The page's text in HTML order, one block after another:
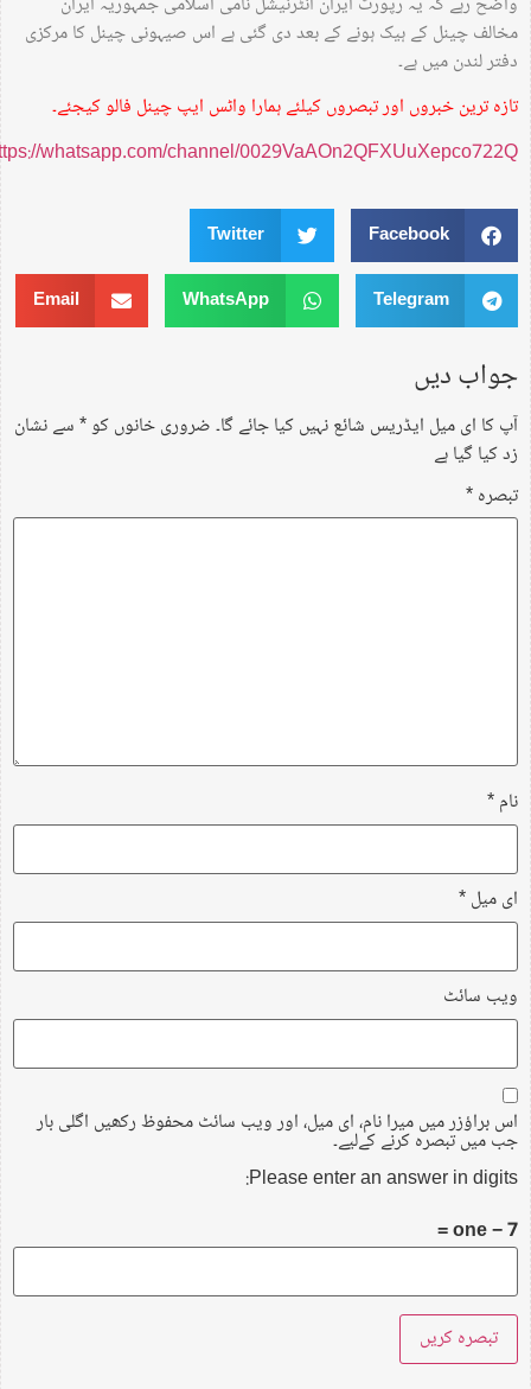
مخالف چینل کے ہیک ہونے کے بعد دی گئی ہے اس صیہونی چینل کا مرکزی
دفتر لندن میں ہے۔
تازہ ترین خبروں اور تبصروں کیلئے ہمارا واٹس ایپ چینل فالو کیجئے۔
https://whatsapp.com/channel/0029VaAOn2QFXUuXepco722Q
Facebook
Twitter
Telegram
WhatsApp
Email
جواب دیں
آپ کا ای میل ایڈریس شائع نہیں کیا جائے گا۔ضروری خانوں کو*سے نشان
زد کیا گیا ہے
تبصرہ*
نام*
ای میل*
ویب‌ سائٹ
اس براؤزر میں میرا نام، ای میل، اور ویب سائٹ محفوظ رکھیں اگلی بار
جب میں تبصرہ کرنے کےلیے۔
Please enter an answer in digits: